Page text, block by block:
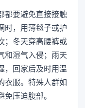
都要避免直接接触
时，用薄毯子或护
；冬天穿高腰裤或
和湿气入侵；雨天
，回家后及时用温
衣服。特殊人群如
压迫腹部。